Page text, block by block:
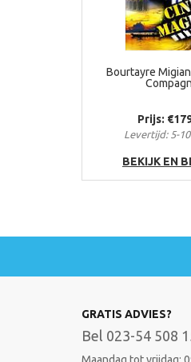
Bourtayre
Prijs:
Levertijd: 5-
BEKIJK EN
GRATIS ADVIES?
Bel 023-54 508
Maandag tot vrijdag: